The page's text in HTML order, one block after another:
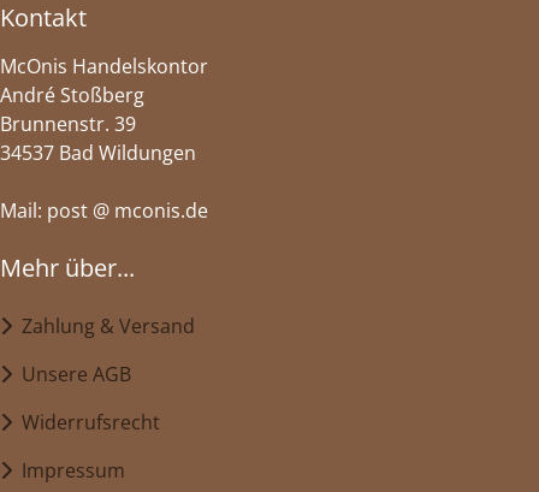
Kontakt
McOnis Handelskontor
André Stoßberg
Brunnenstr. 39
34537 Bad Wildungen
Mail: post @ mconis.de
Mehr über...
Zahlung & Versand
Unsere AGB
Widerrufsrecht
Impressum